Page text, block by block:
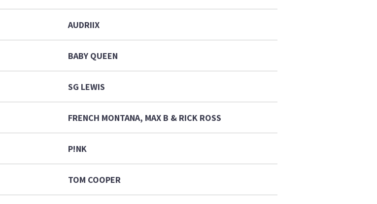
AUDRIIX
BABY QUEEN
SG LEWIS
FRENCH MONTANA, MAX B & RICK ROSS
P!NK
TOM COOPER